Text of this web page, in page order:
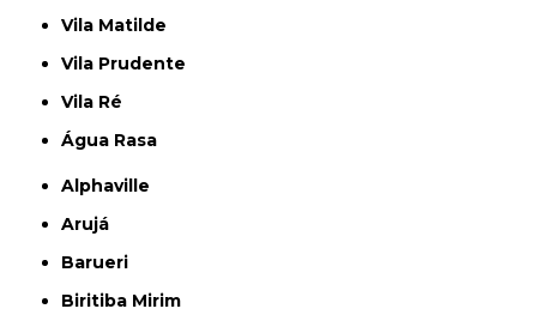
Vila Matilde
Vila Prudente
Vila Ré
Água Rasa
Alphaville
Arujá
Barueri
Biritiba Mirim